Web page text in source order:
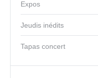
Expos
Jeudis inédits
Tapas concert